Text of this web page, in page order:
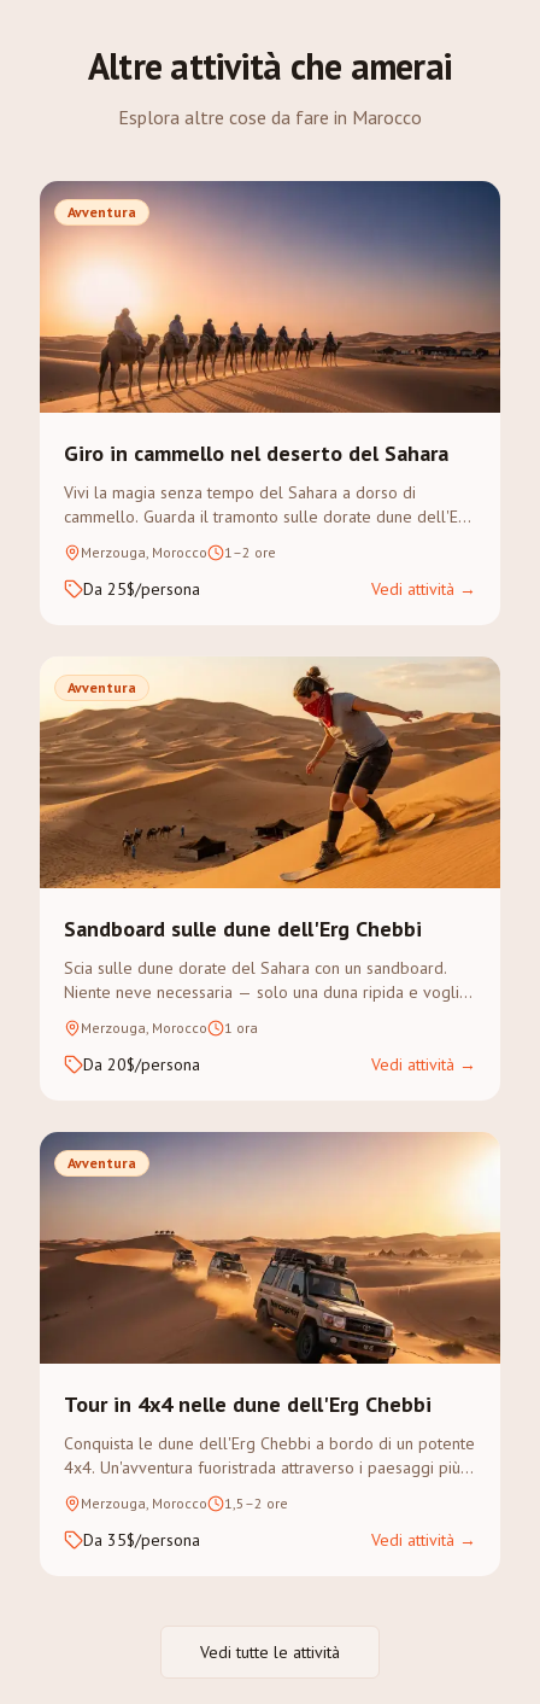
Altre attività che amerai
Esplora altre cose da fare in Marocco
Avventura
Giro in cammello nel deserto del Sahara
Vivi la magia senza tempo del Sahara a dorso di
cammello. Guarda il tramonto sulle dorate dune dell'Erg
Chebbi in un trek guidato.
Merzouga, Morocco 1–2 ore
Da 25$/persona Vedi attività →
Avventura
Sandboard sulle dune dell'Erg Chebbi
Scia sulle dune dorate del Sahara con un sandboard.
Niente neve necessaria — solo una duna ripida e voglia
di avventura.
Merzouga, Morocco 1 ora
Da 20$/persona Vedi attività →
Avventura
Tour in 4x4 nelle dune dell'Erg Chebbi
Conquista le dune dell'Erg Chebbi a bordo di un potente
4x4. Un'avventura fuoristrada attraverso i paesaggi più
spettacolari del Sahara.
Merzouga, Morocco 1,5–2 ore
Da 35$/persona Vedi attività →
Vedi tutte le attività